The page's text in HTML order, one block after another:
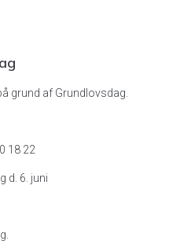
grund af Grundlovsdag.
18 22
d. 6. juni